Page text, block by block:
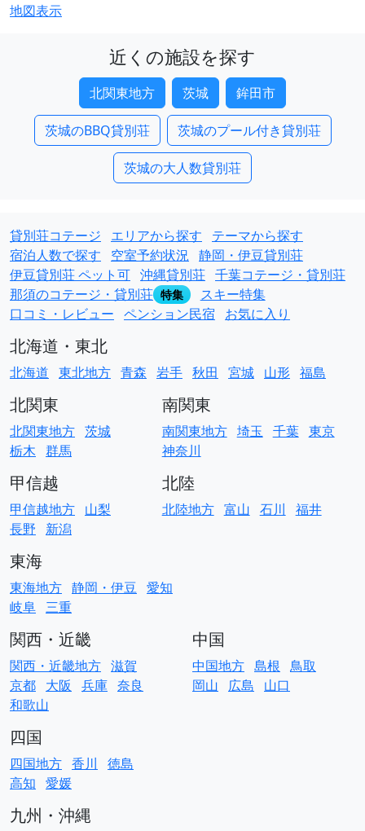
地図表示
近くの施設を探す
北関東地方 茨城 鉾田市
茨城のBBQ貸別荘 茨城のプール付き貸別荘
茨城の大人数貸別荘
貸別荘コテージ エリアから探す
テーマから探す
宿泊人数で探す
空室予約状況 静岡・伊豆貸別荘
伊豆貸別荘 ペット可 沖縄貸別荘 千葉コテージ・貸別荘
那須のコテージ・貸別荘 特集
スキー特集
口コミ・レビュー ペンション民宿 お気に入り
北海道・東北
北海道 東北地方 青森 岩手 秋田 宮城 山形 福島
北関東
北関東地方 茨城
栃木 群馬
南関東
南関東地方 埼玉 千葉 東京
神奈川
甲信越
甲信越地方 山梨
長野
新潟
北陸
北陸地方 富山 石川 福井
東海
東海地方 静岡・伊豆 愛知
岐阜 三重
関西・近畿
関西・近畿地方 滋賀
京都 大阪 兵庫 奈良
和歌山
中国
中国地方 島根 鳥取
岡山
広島 山口
四国
四国地方 香川
徳島
高知 愛媛
九州・沖縄